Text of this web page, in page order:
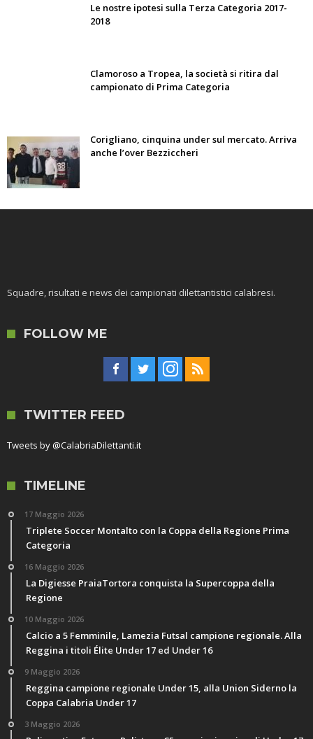
Le nostre ipotesi sulla Terza Categoria 2017-
2018
Clamoroso a Tropea, la società si ritira dal
campionato di Prima Categoria
Corigliano, cinquina under sul mercato. Arriva
anche l’over Bezziccheri
Squadre, risultati e news dei campionati dilettantistici calabresi.
FOLLOW ME
TWITTER FEED
Tweets by @CalabriaDilettanti.it
TIMELINE
17 Maggio 2026
Triplete Soccer Montalto con la Coppa della Regione Prima
Categoria
16 Maggio 2026
La Digiesse PraiaTortora conquista la Supercoppa della
Regione
10 Maggio 2026
Calcio a 5 Femminile, Lamezia Futsal campione regionale. Alla
Reggina i titoli Élite Under 17 ed Under 16
9 Maggio 2026
Reggina campione regionale Under 15, alla Union Siderno la
Coppa Calabria Under 17
3 Maggio 2026